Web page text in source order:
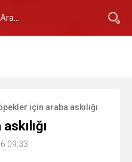
için araba askılığı
09:33